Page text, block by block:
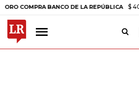
BANCO DE LA REPÚBLICA $